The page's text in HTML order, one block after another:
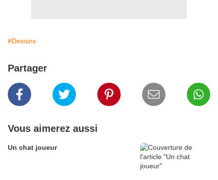
#Dessins
Partager
Vous aimerez aussi
Un chat joueur